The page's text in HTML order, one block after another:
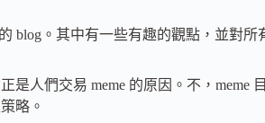
blog。其中有一些有趣的觀點，並對所
是人們交易 meme 的原因。不，meme
略。